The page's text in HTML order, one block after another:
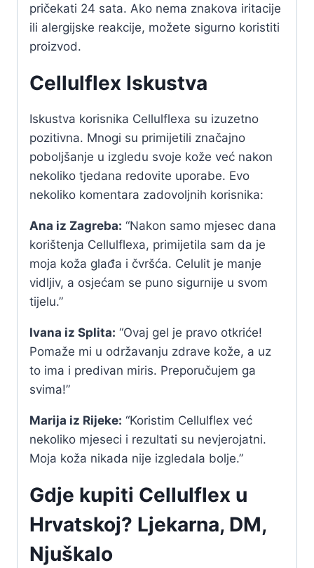
pričekati 24 sata. Ako nema znakova iritacije
ili alergijske reakcije, možete sigurno koristiti
proizvod.
Cellulflex Iskustva
Iskustva korisnika Cellulflexa su izuzetno
pozitivna. Mnogi su primijetili značajno
poboljšanje u izgledu svoje kože već nakon
nekoliko tjedana redovite uporabe. Evo
nekoliko komentara zadovoljnih korisnika:
Ana iz Zagreba: “Nakon samo mjesec dana
korištenja Cellulflexa, primijetila sam da je
moja koža glađa i čvršća. Celulit je manje
vidljiv, a osjećam se puno sigurnije u svom
tijelu.”
Ivana iz Splita: “Ovaj gel je pravo otkriće!
Pomaže mi u održavanju zdrave kože, a uz
to ima i predivan miris. Preporučujem ga
svima!”
Marija iz Rijeke: “Koristim Cellulflex već
nekoliko mjeseci i rezultati su nevjerojatni.
Moja koža nikada nije izgledala bolje.”
Gdje kupiti Cellulflex u
Hrvatskoj? Ljekarna, DM,
Njuškalo